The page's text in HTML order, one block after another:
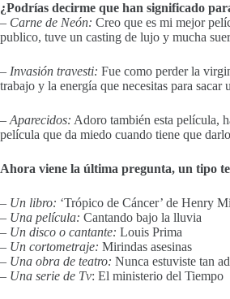
¿Podrías decirme que han significado
– Carne de Neón: Creo que es mi mejor
publico, tuve un casting de lujo y mucha
– Invasión travesti: Fue como perder la
trabajo y la energía que necesitas para
– Aparecidos: Adoro también esta película,
película que da miedo cuando tiene que
Ahora viene la última pregunta, un tipo
– Un libro: ‘Trópico de Cáncer’ de Henry
– Una película: Cantando bajo la lluvia
– Un disco o cantante: Louis Prima
– Un cortometraje: Mirindas asesinas
– Una obra de teatro: Nunca estuviste tan
– Una serie de Tv: El ministerio del Tiempo